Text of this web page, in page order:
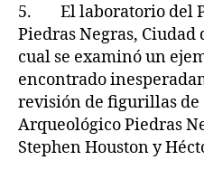
5. El laboratorio del
Piedras Negras, Ciudad
cual se examinó un
encontrado
revisión de figurillas de
Arqueológico Piedras
Stephen Houston y